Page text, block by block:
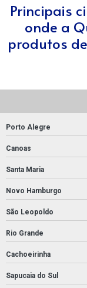
Principais
onde a
produtos
Porto Alegre
Canoas
Santa Maria
Novo Hamburgo
São Leopoldo
Rio Grande
Cachoeirinha
Sapucaia do Sul